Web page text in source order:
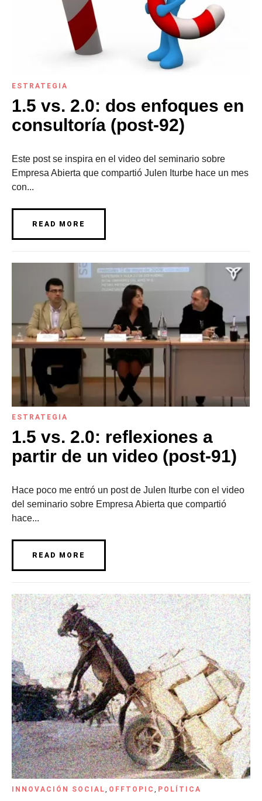
ESTRATEGIA
1.5 vs. 2.0: dos enfoques en
consultoría (post-92)
Este post se inspira en el video del seminario sobre
Empresa Abierta que compartió Julen Iturbe hace un mes
con...
READ MORE
ESTRATEGIA
1.5 vs. 2.0: reflexiones a
partir de un video (post-91)
Hace poco me entró un post de Julen Iturbe con el video
del seminario sobre Empresa Abierta que compartió
hace...
READ MORE
INNOVACIÓN SOCIAL OFFTOPIC POLÍTICA